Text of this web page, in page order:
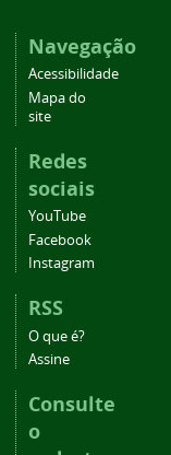
Navegação
Acessibilidade
Mapa do
site
Redes
sociais
YouTube
Facebook
Instagram
RSS
O que é?
Assine
Consulte
o